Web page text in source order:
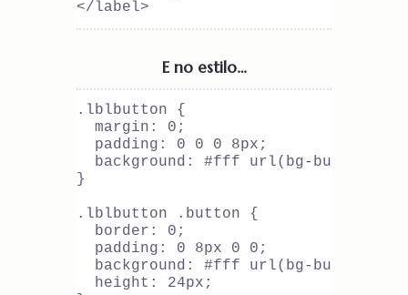
E no estilo…
.lblbutton {
  margin: 0;
  padding: 0 0 0 8px;
background: #fff url(bg-
}
.lblbutton .button {
  border: 0;
  padding: 0 8px 0 0;
background: #fff url(bg-
  height: 24px;